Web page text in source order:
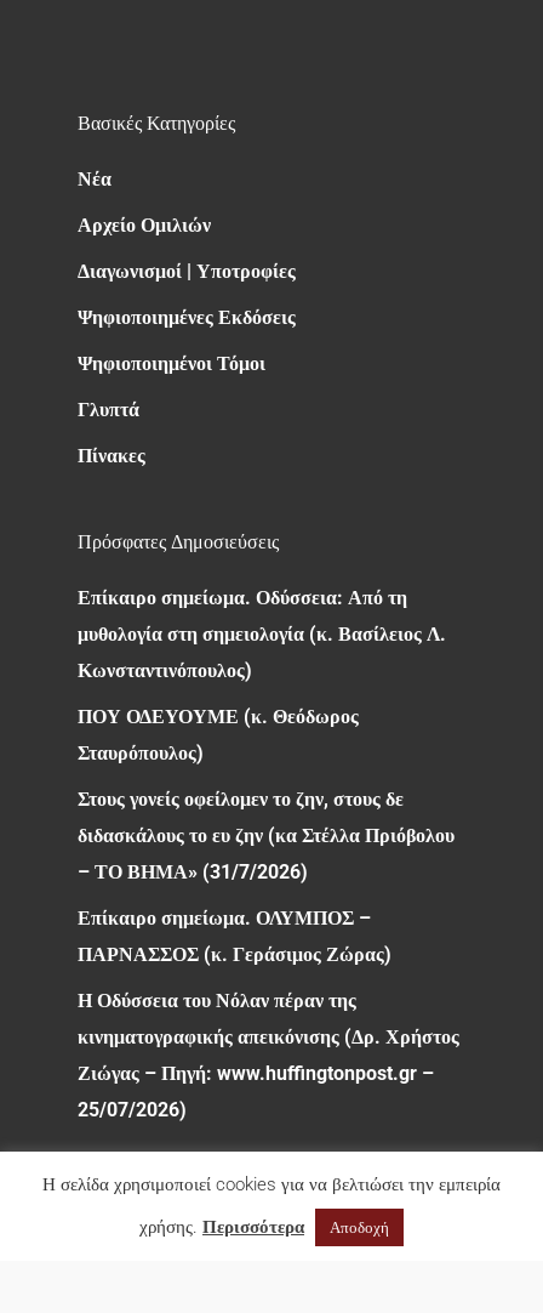
Βασικές Κατηγορίες
Νέα
Αρχείο Ομιλιών
Διαγωνισμοί | Υποτροφίες
Ψηφιοποιημένες Εκδόσεις
Ψηφιοποιημένοι Τόμοι
Γλυπτά
Πίνακες
Πρόσφατες Δημοσιεύσεις
Επίκαιρο σημείωμα. Οδύσσεια: Από τη
μυθολογία στη σημειολογία (κ. Βασίλειος Λ.
Κωνσταντινόπουλος)
ΠΟΥ ΟΔΕΥΟΥΜΕ (κ. Θεόδωρος
Σταυρόπουλος)
Στους γονείς οφείλομεν το ζην, στους δε
διδασκάλους το ευ ζην (κα Στέλλα Πριόβολου
– ΤΟ ΒΗΜΑ» (31/7/2026)
Επίκαιρο σημείωμα. ΟΛΥΜΠΟΣ –
ΠΑΡΝΑΣΣΟΣ (κ. Γεράσιμος Ζώρας)
Η Οδύσσεια του Νόλαν πέραν της
κινηματογραφικής απεικόνισης (Δρ. Χρήστος
Ζιώγας – Πηγή: www.huffingtonpost.gr –
25/07/2026)
© 2026 Φιλολογικός Σύλλογος Παρνασσός. All rights
Η σελίδα χρησιμοποιεί cookies για να βελτιώσει την εμπειρία
χρήσης. Περισσότερα Αποδοχή